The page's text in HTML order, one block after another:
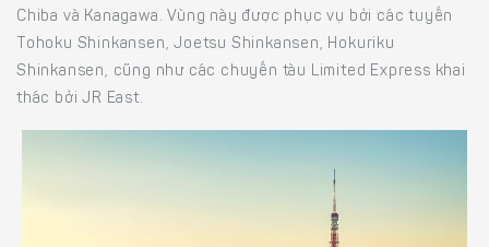
Chiba và Kanagawa. Vùng này được phục vụ bởi các tuyến
Tohoku Shinkansen, Joetsu Shinkansen, Hokuriku
Shinkansen, cũng như các chuyến tàu Limited Express khai
thác bởi JR East.